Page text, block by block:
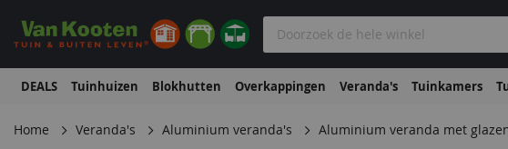
DEALS Tuinhuizen Blokhutten Overkappingen Veranda's Tuinkamers
Home Veranda's Aluminium veranda's Aluminium veranda met